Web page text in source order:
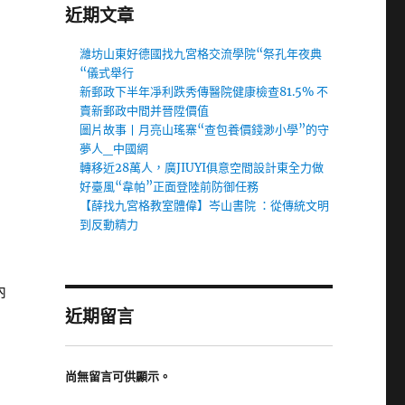
近期文章
濰坊山東好德國找九宮格交流學院“祭孔年夜典
“儀式舉行
新郵政下半年凈利跌秀傳醫院健康檢查81.5% 不
賣新郵政中間并晉陞價值
圖片故事丨月亮山瑤寨“查包養價錢渺小學”的守
夢人_中國網
轉移近28萬人，廣JIUYI俱意空間設計東全力做
好臺風“韋帕”正面登陸前防御任務
【薛找九宮格教室體偉】岑山書院 ：從傳統文明
到反動精力
近期留言
尚無留言可供顯示。